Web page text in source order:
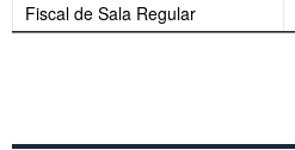
Fiscal de Sala Regular